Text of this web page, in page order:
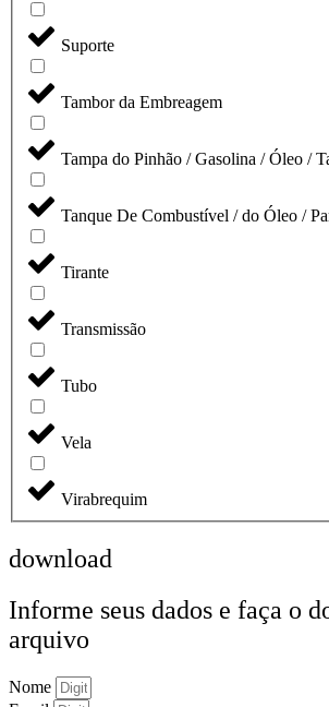
Suporte
Tambor da Embreagem
Tampa do Pinhão / Gasolina / Óleo /
Tanque De Combustível / do Óleo /
Tirante
Transmissão
Tubo
Vela
Virabrequim
download
Informe seus dados e faça o
arquivo
Nome